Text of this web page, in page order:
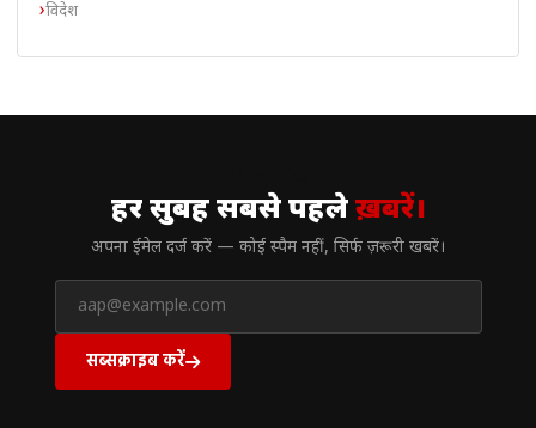
विदेश
हर सुबह सबसे पहलेख़बरें।
अपना ईमेल दर्ज करें — कोई स्पैम नहीं, सिर्फ ज़रूरी खबरें।
सब्सक्राइब करें